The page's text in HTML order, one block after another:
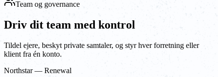
Team og governance
Driv dit team med kontrol
Tildel ejere, beskyt private samtaler, og styr hver forretning eller
klient fra én konto.
Northstar — Renewal